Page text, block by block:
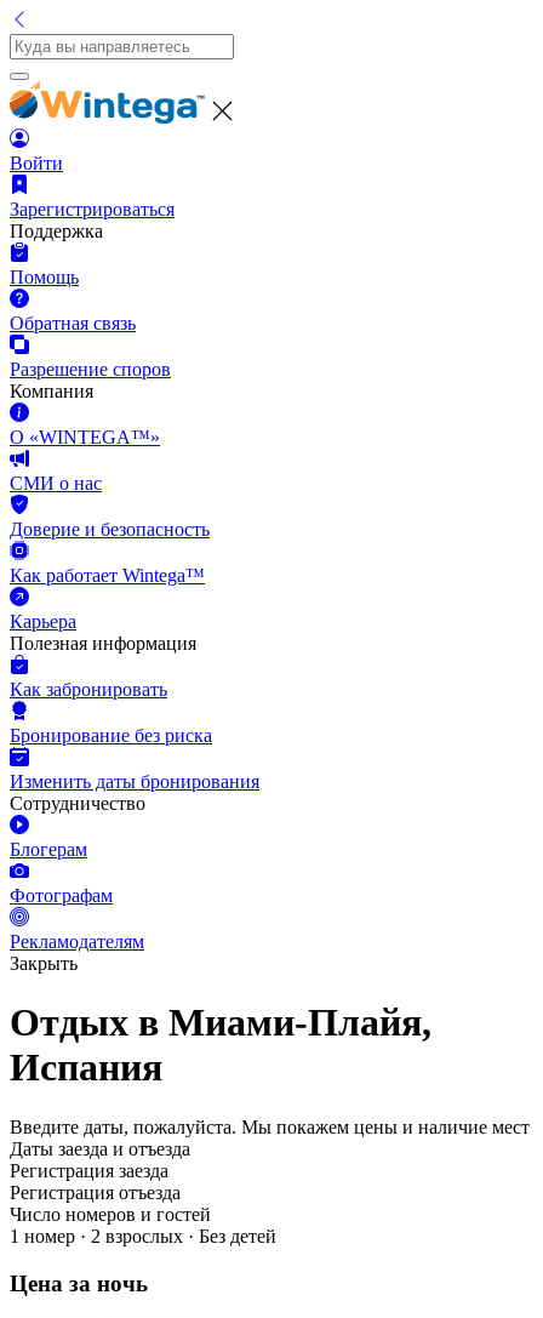
Войти
Зарегистрироваться
Поддержка
Помощь
Обратная связь
Разрешение споров
Компания
О «WINTEGA™»
СМИ о нас
Доверие и безопасность
Как работает Wintega™
Карьера
Полезная информация
Как забронировать
Бронирование без риска
Изменить даты бронирования
Сотрудничество
Блогерам
Фотографам
Рекламодателям
Закрыть
Отдых в Миами-Плайя,
Испания
Введите даты, пожалуйста. Мы покажем цены и наличие мест
Даты заезда и отъезда
Регистрация заезда
Регистрация отъезда
Число номеров и гостей
1 номер · 2 взрослых · Без детей
Цена за ночь